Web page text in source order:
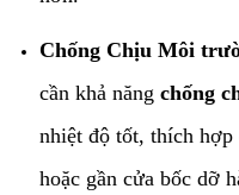
Chống Chịu Môi
cần khả năng chống
nhiệt độ tốt, thích
hoặc gần cửa bốc dỡ